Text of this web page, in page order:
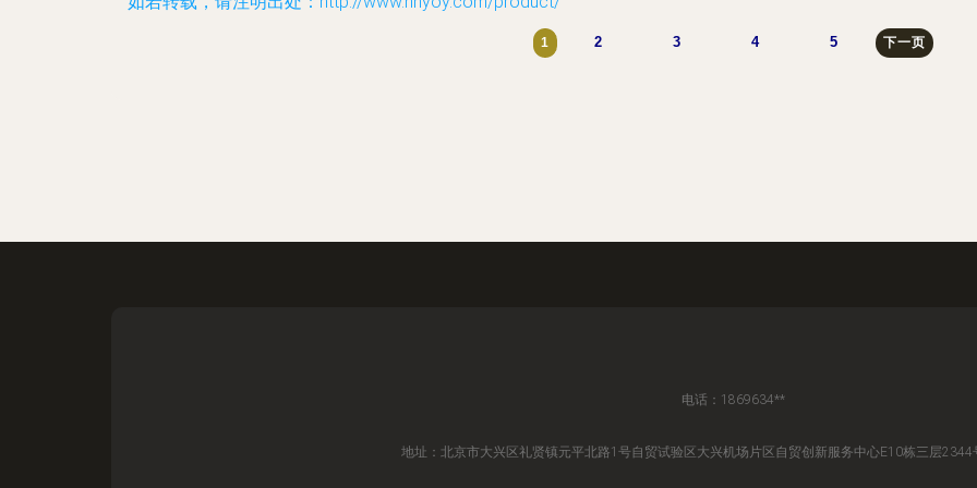
1 2 3 4 5 下一页
电话：1869634**
地址：北京市大兴区礼贤镇元平北路1号自贸试验区大兴机场片区自贸创新服务中心E10栋三层2344